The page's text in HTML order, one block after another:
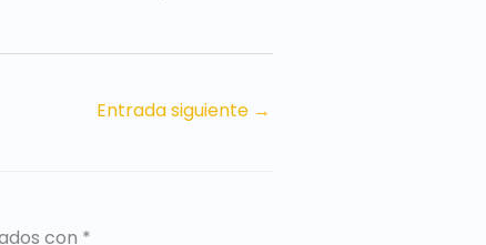
Entrada siguiente →
con *